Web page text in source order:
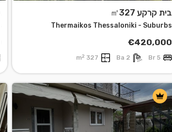
בית קרקע ㎡327
Thermaikos Thessaloniki - Suburbs
€420,000
5 Br
2 Ba
327 m
2